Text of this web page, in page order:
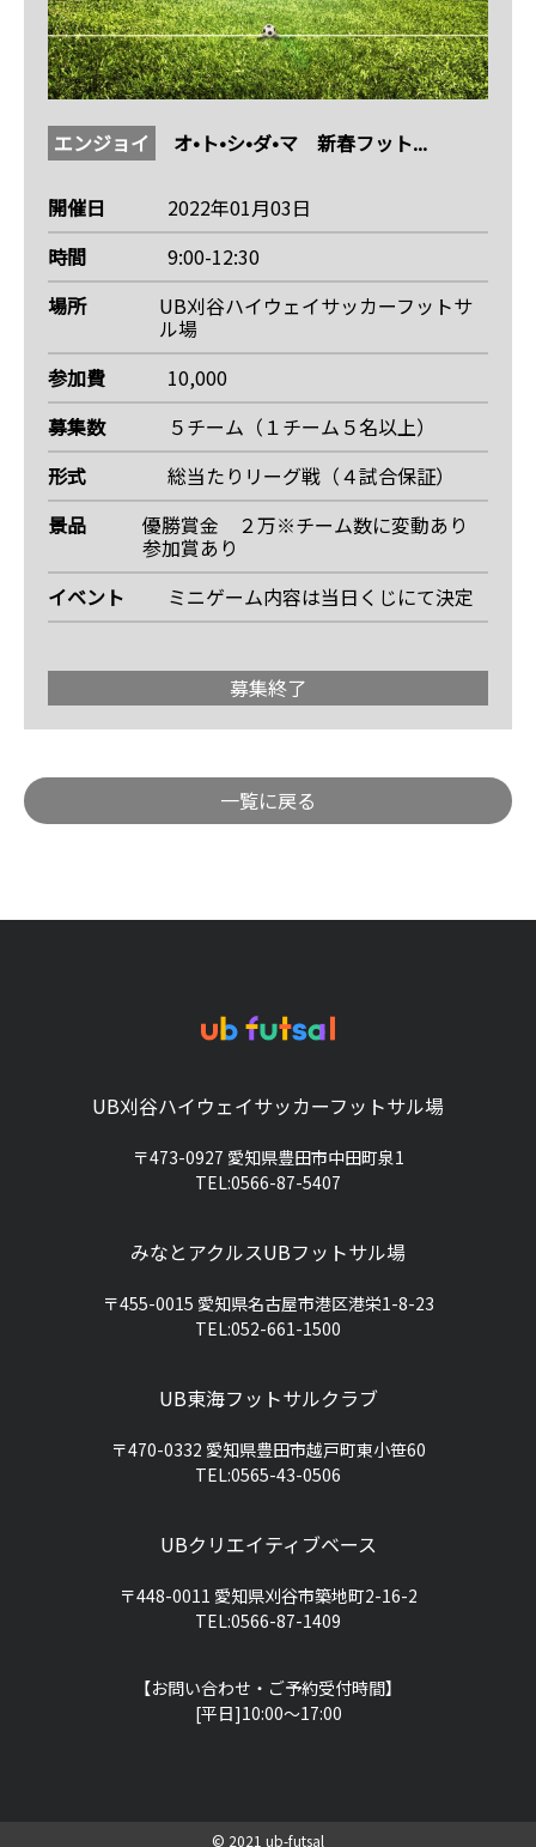
エンジョイ オ•ト•シ•ダ•マ 新春フット...
開催日
2022年01月03日
時間
9:00-12:30
場所
UB刈谷ハイウェイサッカーフットサ
ル場
参加費
10,000
募集数
５チーム（１チーム５名以上）
形式
総当たりリーグ戦（４試合保証）
景品
優勝賞金 ２万※チーム数に変動あり
参加賞あり
イベント
ミニゲーム内容は当日くじにて決定
募集終了
一覧に戻る
UB刈谷ハイウェイサッカーフットサル場
〒473-0927 愛知県豊田市中田町泉1
TEL:0566-87-5407
みなとアクルスUBフットサル場
〒455-0015 愛知県名古屋市港区港栄1-8-23
TEL:052-661-1500
UB東海フットサルクラブ
〒470-0332 愛知県豊田市越戸町東小笹60
TEL:0565-43-0506
UBクリエイティブベース
〒448-0011 愛知県刈谷市築地町2-16-2
TEL:0566-87-1409
【お問い合わせ・ご予約受付時間】
[平日]10:00〜17:00
©️ 2021 ub-futsal